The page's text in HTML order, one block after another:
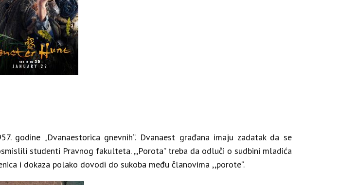
godine „Dvanaestorica gnevnih“. Dvanaest građana imaju zadatak da se
studenti Pravnog fakulteta. ,,Porota” treba da odluči o sudbini mladića
i dokaza polako dovodi do sukoba među članovima ,,porote“.